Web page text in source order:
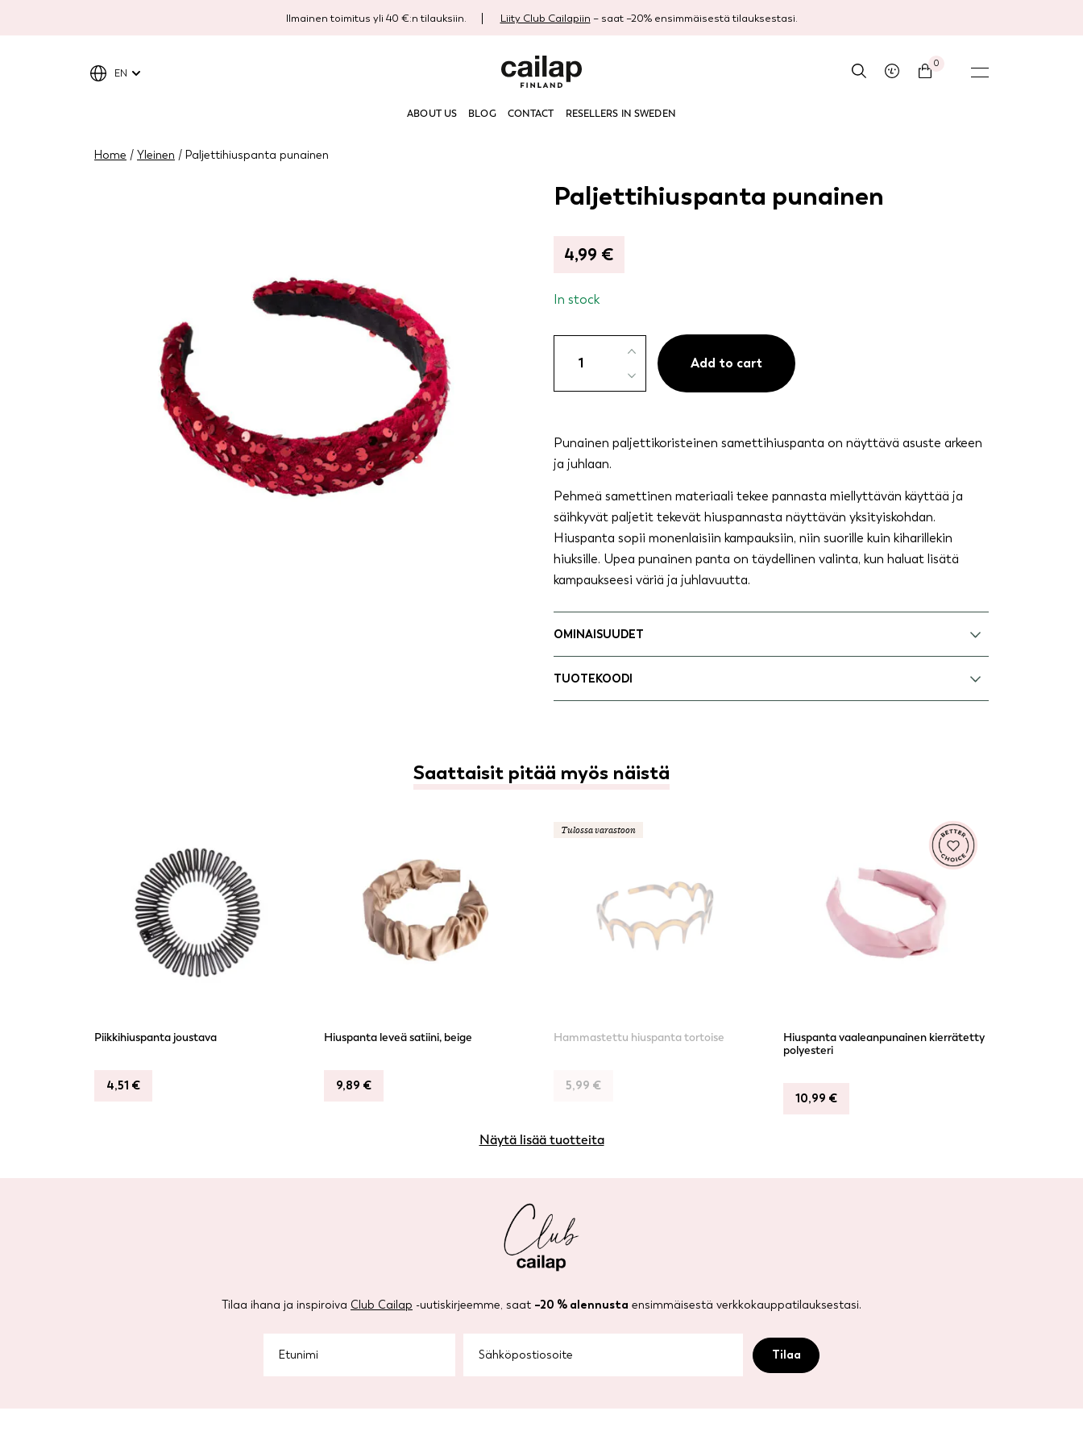
Ilmainen toimitus yli 40 €:n tilauksiin. Liity Club Cailapiin – saat –20% ensimmäisestä tilauksestasi.
0
ABOUT US BLOG CONTACT RESELLERS IN SWEDEN
EN
Home / Yleinen / Paljettihiuspanta punainen
Paljettihiuspanta punainen
4,99 €
In stock
punainen
Add to cart
Punainen paljettikoristeinen samettihiuspanta on näyttävä asuste arkeen
ja juhlaan.
Pehmeä samettinen materiaali tekee pannasta miellyttävän käyttää ja
säihkyvät paljetit tekevät hiuspannasta näyttävän yksityiskohdan.
Hiuspanta sopii monenlaisiin kampauksiin, niin suorille kuin kiharillekin
hiuksille. Upea punainen panta on täydellinen valinta, kun haluat lisätä
kampaukseesi väriä ja juhlavuutta.
OMINAISUUDET
TUOTEKOODI
Saattaisit pitää myös näistä
Piikkihiuspanta joustava
4,51 €
Hiuspanta leveä satiini, beige
9,89 €
Tulossa varastoon
Hammastettu hiuspanta tortoise
5,99 €
Hiuspanta vaaleanpunainen kierrätetty
polyesteri
10,99 €
Näytä lisää tuotteita
Tilaa ihana ja inspiroiva Club Cailap -uutiskirjeemme, saat –20 % alennusta ensimmäisestä verkkokauppatilauksestasi.